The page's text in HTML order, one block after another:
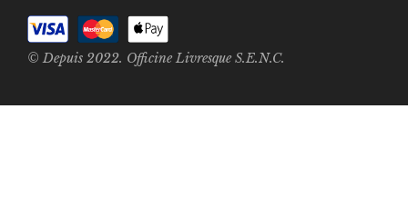
© Depuis 2022. Officine Livresque S.E.N.C.